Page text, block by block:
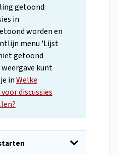
getoond:
in
worden en
menu 'Lijst
getoond
kunt
inWelke
discussies